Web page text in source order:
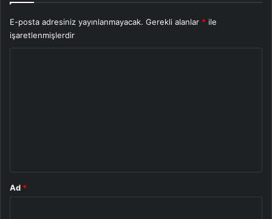
E-posta adresiniz yayınlanmayacak. Gerekli alanlar * ile
işaretlenmişlerdir
Ad *